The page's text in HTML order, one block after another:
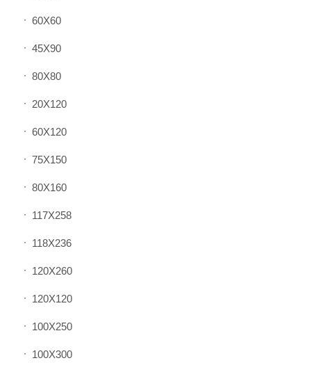
60X60
45X90
80X80
20X120
60X120
75X150
80X160
117X258
118X236
120X260
120X120
100X250
100X300